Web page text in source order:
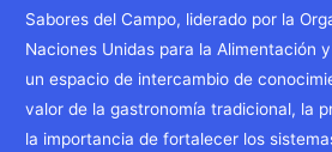
Sabores del Campo, liderado por la
Naciones Unidas para la Alimentación
un espacio de intercambio de
valor de la gastronomía tradicional, la
la importancia de fortalecer los